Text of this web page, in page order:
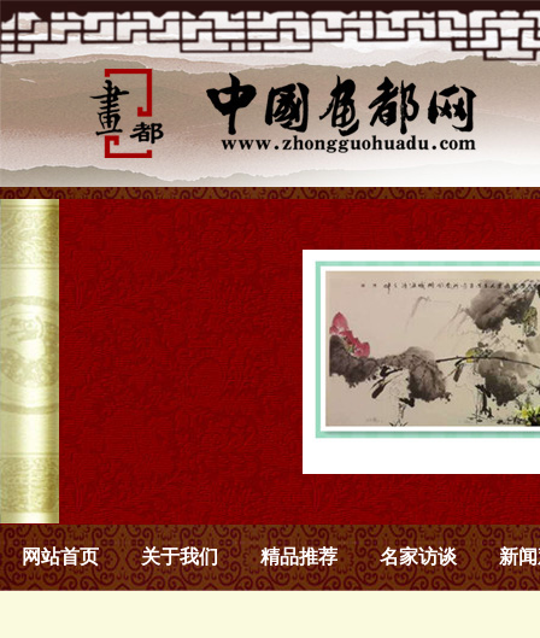
网站首页 关于我们 精品推荐 名家访谈 新